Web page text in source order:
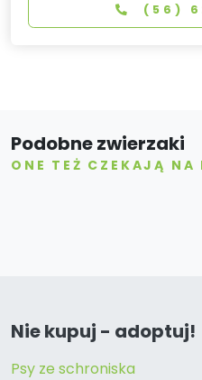
(56)
Podobne zwierzaki
ONE TEŻ CZEKAJĄ NA
Nie kupuj - adoptuj!
Psy ze schroniska